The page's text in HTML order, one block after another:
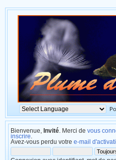
Bienvenue, Invité . Merci de vous
inscrire
Avez-vous perdu votre e-mail